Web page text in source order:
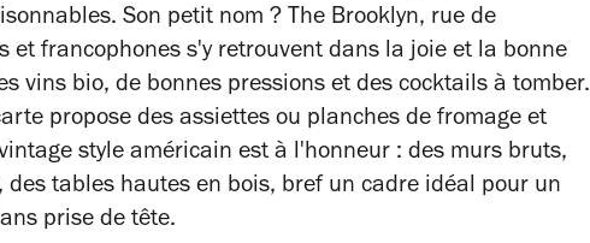
Son petit nom ? The Brooklyn, rue de
et francophones s'y retrouvent dans la joie et la bonne
vins bio, de bonnes pressions et des cocktails à tomber.
propose des assiettes ou planches de fromage et
style américain est à l'honneur : des murs bruts,
tables hautes en bois, bref un cadre idéal pour un
prise de tête.